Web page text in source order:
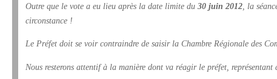
Outre que le vote a eu lieu après la date limite du 30 juin 2012 , la
circonstance !
Le Préfet doit se voir contraindre de saisir la Chambre Régionale des
Nous resterons attentif à la manière dont va réagir le préfet,